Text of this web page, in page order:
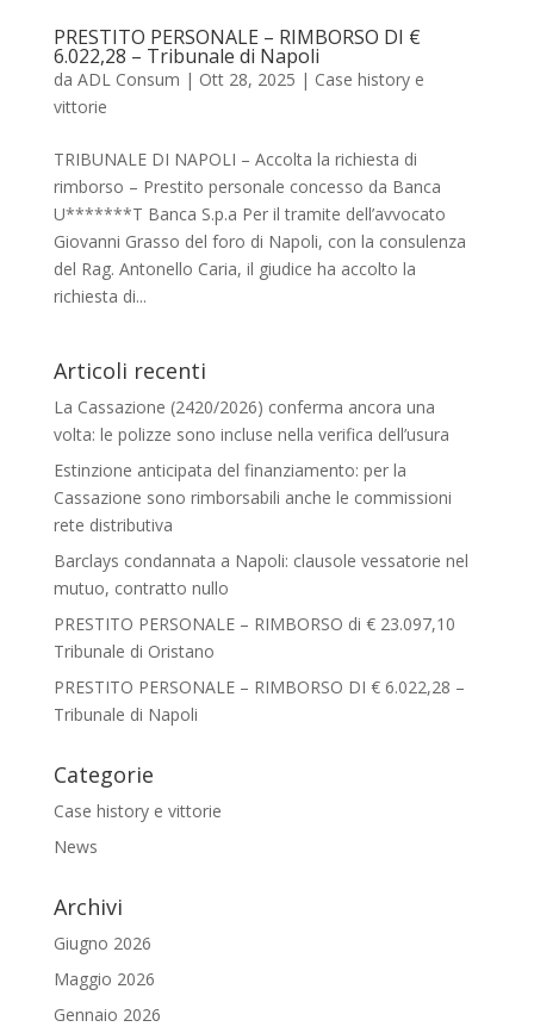
PRESTITO PERSONALE – RIMBORSO DI €
6.022,28 – Tribunale di Napoli
da ADL Consum | Ott 28, 2025 | Case history e
vittorie
TRIBUNALE DI NAPOLI – Accolta la richiesta di
rimborso – Prestito personale concesso da Banca
U*******T Banca S.p.a Per il tramite dell’avvocato
Giovanni Grasso del foro di Napoli, con la consulenza
del Rag. Antonello Caria, il giudice ha accolto la
richiesta di...
Articoli recenti
La Cassazione (2420/2026) conferma ancora una
volta: le polizze sono incluse nella verifica dell’usura
Estinzione anticipata del finanziamento: per la
Cassazione sono rimborsabili anche le commissioni
rete distributiva
Barclays condannata a Napoli: clausole vessatorie nel
mutuo, contratto nullo
PRESTITO PERSONALE – RIMBORSO di € 23.097,10
Tribunale di Oristano
PRESTITO PERSONALE – RIMBORSO DI € 6.022,28 –
Tribunale di Napoli
Categorie
Case history e vittorie
News
Archivi
Giugno 2026
Maggio 2026
Gennaio 2026